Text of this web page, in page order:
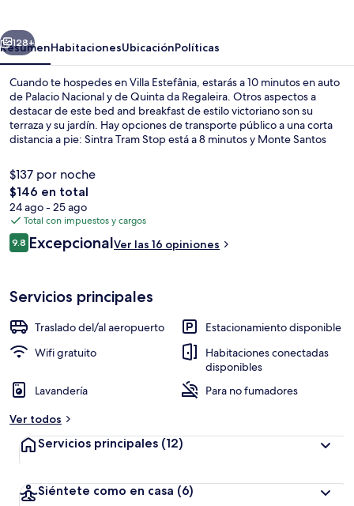
Siguiente
128+
ResumenHabitacionesUbicaciónPolíticas
Cuando te hospedes en Villa Estefânia, estarás a 10 minutos en auto
de Palacio Nacional y de Quinta da Regaleira. Otros aspectos a
destacar de este bed and breakfast de estilo victoriano son su
terraza y su jardín. Hay opciones de transporte público a una corta
distancia a pie: Sintra Tram Stop está a 8 minutos y Monte Santos
$137 por noche
El
precio
total
es
de
$146 en total
24 ago - 25 ago
Total con impuestos y cargos
Opiniones
9.89.8 de 10,
ExcepcionalVer las 16 opiniones
Servicios principales
Traslado del/al aeropuerto
Estacionamiento disponible
Wifi gratuito
Habitaciones conectadas
disponibles
Lavandería
Para no fumadores
Ver todos
Servicios principales (12)
Siéntete como en casa (6)